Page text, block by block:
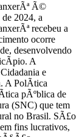
Ã©
2024, a
recebeu a
ocorre
desenvolvendo
A
e
A PolÃ­tica
pÃºblica de
(SNC) que tem
no Brasil. SÃ£o
fins lucrativos,